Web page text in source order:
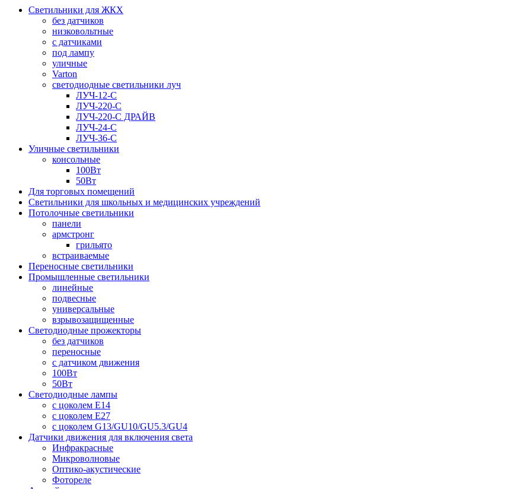
Светильники для ЖКХ
без датчиков
низковольтные
с датчиками
под лампу
уличные
Varton
светодиодные светильники луч
ЛУЧ-12-С
ЛУЧ-220-С
ЛУЧ-220-С ДРАЙВ
ЛУЧ-24-С
ЛУЧ-36-С
Уличные светильники
консольные
100Вт
50Вт
Для торговых помещений
Светильники для школьных и медицинских учреждений
Потолочные светильники
панели
армстронг
грильято
встраиваемые
Переносные светильники
Промышленные светильники
линейные
подвесные
универсальные
взрывозащищенные
Светодиодные прожекторы
без датчиков
переносные
с датчиком движения
100Вт
50Вт
Светодиодные лампы
с цоколем E14
с цоколем E27
с цоколем G13/GU10/GU5.3/GU4
Датчики движения для включения света
Инфракрасные
Микроволновые
Оптико-акустические
Фотореле